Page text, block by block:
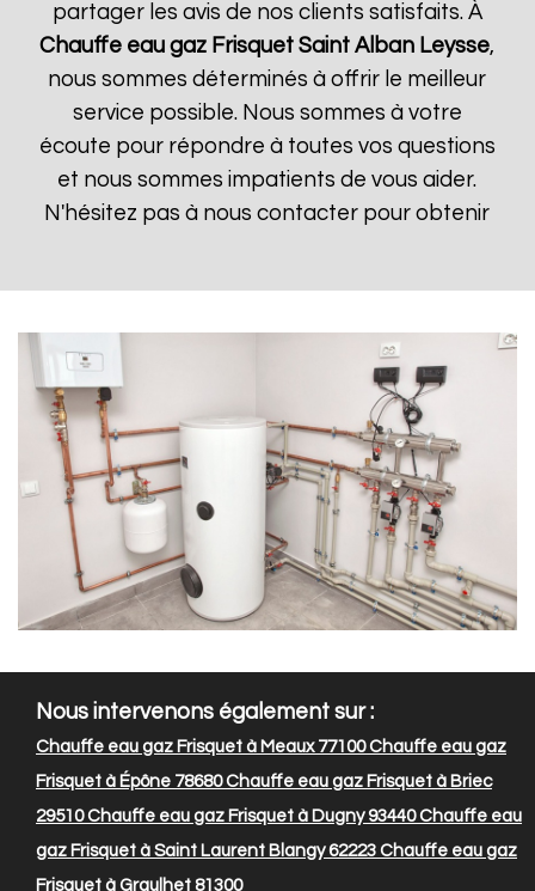
partager les avis de nos clients satisfaits. À
Chauffe eau gaz Frisquet Saint Alban Leysse,
nous sommes déterminés à offrir le meilleur
service possible. Nous sommes à votre
écoute pour répondre à toutes vos questions
et nous sommes impatients de vous aider.
N'hésitez pas à nous contacter pour obtenir
Nous intervenons également sur :
Chauffe eau gaz Frisquet à Meaux 77100Chauffe eau gaz
Frisquet à Épône 78680Chauffe eau gaz Frisquet à Briec
29510Chauffe eau gaz Frisquet à Dugny 93440Chauffe eau
gaz Frisquet à Saint Laurent Blangy 62223 Chauffe eau gaz
Frisquet à Graulhet 81300